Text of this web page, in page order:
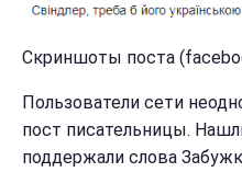
Скриншоты поста
Пользователи сети
пост писательницы.
поддержали слова